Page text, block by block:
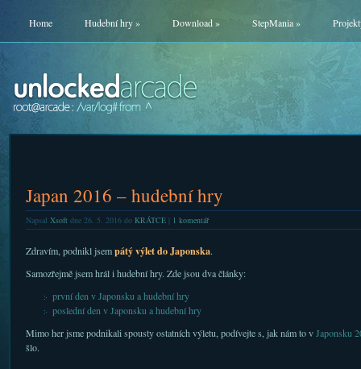
Home Hudební hry» Download» StepMania»
Japan 2016 – hudební hry
Napsal Xsoftdne 26. 5. 2016 do KRÁTCE| 1 komentář
Zdravím, podnikl jsempátý výlet do Japonska.
Samozřejmě jsem hrál i hudební hry. Zde jsou dva články:
první den v Japonsku a hudební hry
poslední den v Japonsku a hudební hry
Mimo her jsme podnikali spousty ostatních výletu, podívejte s, jak nám to vJaponsku
šlo.